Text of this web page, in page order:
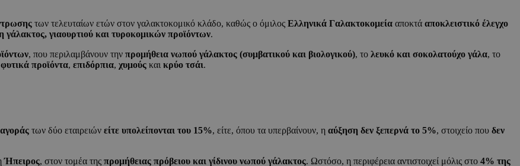
των τελευταίων ετών στον γαλακτοκομικό κλάδο, καθώς ο όμιλος Ελληνικά Γαλακτοκομεία αποκτά αποκλειστικό έλεγχο
γάλακτος, γιαουρτιού και τυροκομικών προϊόντων.
, που περιλαμβάνουν την προμήθεια νωπού γάλακτος (συμβατικού και βιολογικού), το λευκό και σοκολατούχο γάλα, το
φυτικά προϊόντα, επιδόρπια, χυμούς και κρύο τσάι.
των δύο εταιρειών είτε υπολείπονται του 15%, είτε, όπου τα υπερβαίνουν, η αύξηση δεν ξεπερνά το 5%, στοιχείο που δεν
Ήπειρος, στον τομέα της προμήθειας πρόβειου και γίδινου νωπού γάλακτος. Ωστόσο, η περιφέρεια αντιστοιχεί μόλις στο 4% της